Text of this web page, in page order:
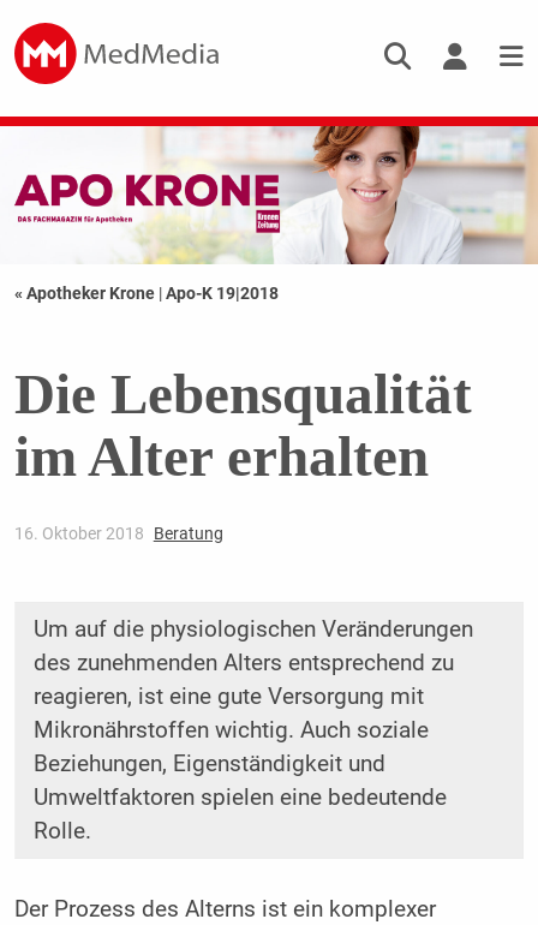
« Apotheker Krone |Apo-K 19|2018
Die Lebensqualität
im Alter erhalten
16. Oktober 2018 Beratung
Um auf die physiologischen Veränderungen
des zunehmenden Alters entsprechend zu
reagieren, ist eine gute Versorgung mit
Mikronährstoffen wichtig. Auch soziale
Beziehungen, Eigenständigkeit und
Umweltfaktoren spielen eine bedeutende
Rolle.
Der Prozess des Alterns ist ein komplexer